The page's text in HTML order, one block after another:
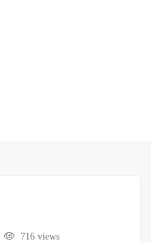
716 views